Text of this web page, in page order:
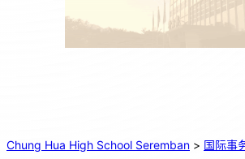
Chung Hua High School Seremban > 国际事